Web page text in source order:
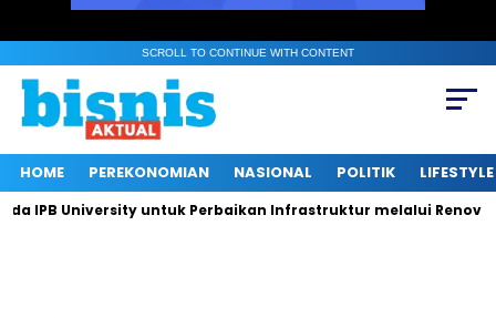
SCROLL TO CONTINUE WITH CONTENT
HOME PEREKONOMIAN NASIONAL POLITIK LIFESTYLE
IPB University untuk Perbaikan Infrastruktur melalui Renovasi